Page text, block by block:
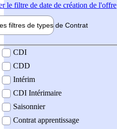
le filtre de date de création de l'offre
filtres de types de Contrat
contrat
CDI
CDD
Intérim
CDI Intérimaire
Saisonnier
Contrat apprentissage